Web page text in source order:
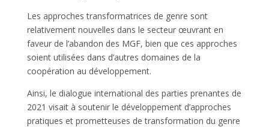
Les approches transformatrices de genre sont
relativement nouvelles dans le secteur œuvrant en
faveur de l’abandon des MGF, bien que ces approches
soient utilisées dans d’autres domaines de la
coopération au développement.
Ainsi, le dialogue international des parties prenantes de
2021 visait à soutenir le développement d’approches
pratiques et prometteuses de transformation du genre